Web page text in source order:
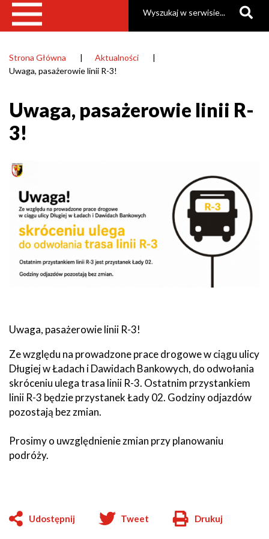
Ścieżka
Strona Główna
Aktualności
Uwaga, pasażerowie linii R-3!
Uwaga, pasażerowie linii R-
3!
Uwaga, pasażerowie linii R-3!
Ze względu na prowadzone prace drogowe w ciągu ulicy
Długiej w Ładach i Dawidach Bankowych, do odwołania
skróceniu ulega trasa linii R-3. Ostatnim przystankiem
linii R-3 będzie przystanek Łady 02. Godziny odjazdów
pozostają bez zmian.
Prosimy o uwzględnienie zmian przy planowaniu
podróży.
Udostępnij Tweet
Will
Drukuj